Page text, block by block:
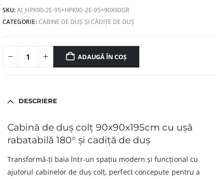
SKU:AI_HPK90-2E-95+HPK90-2E-95+90X90GR
CATEGORIE:CABINE DE DUȘ ȘI CĂDIȚE DE DUȘ
ADAUGĂ ÎN COȘ
DESCRIERE
Cabină de duș colț 90x90x195cm cu ușă
rabatabilă 180° și cadiță de duș
Transformă-ți baia într-un spațiu modern și funcțional cu
ajutorul cabinelor de duș colț, perfect concepute pentru a